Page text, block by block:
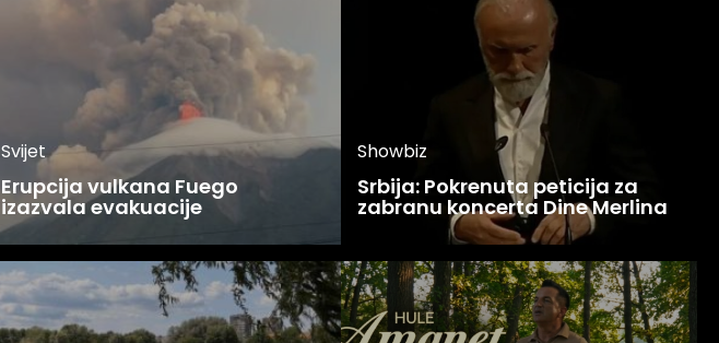
Svijet
Erupcija vulkana Fuego
izazvala evakuacije
Showbiz
Srbija: Pokrenuta peticija za
zabranu koncerta Dine Merlina